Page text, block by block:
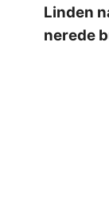
Linden
nerede